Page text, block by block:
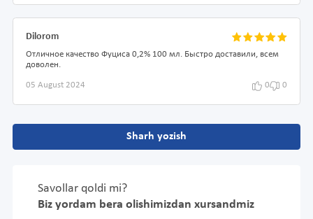
Dilorom
Отличное качество Фуциса 0,2% 100 мл. Быстро доставили, всем
доволен.
05 August 2024 0 0
Sharh yozish
Savollar qoldi mi?
Biz yordam bera olishimizdan xursandmiz